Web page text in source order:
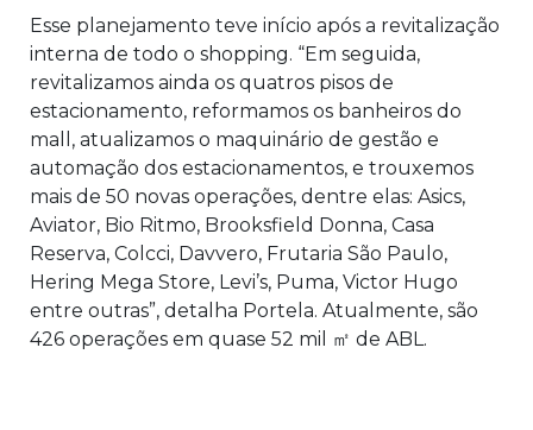
Esse planejamento teve início após a revitalização
interna de todo o shopping. “Em seguida,
revitalizamos ainda os quatros pisos de
estacionamento, reformamos os banheiros do
mall, atualizamos o maquinário de gestão e
automação dos estacionamentos, e trouxemos
mais de 50 novas operações, dentre elas: Asics,
Aviator, Bio Ritmo, Brooksfield Donna, Casa
Reserva, Colcci, Davvero, Frutaria São Paulo,
Hering Mega Store, Levi’s, Puma, Victor Hugo
entre outras”, detalha Portela. Atualmente, são
426 operações em quase 52 mil ㎡ de ABL.